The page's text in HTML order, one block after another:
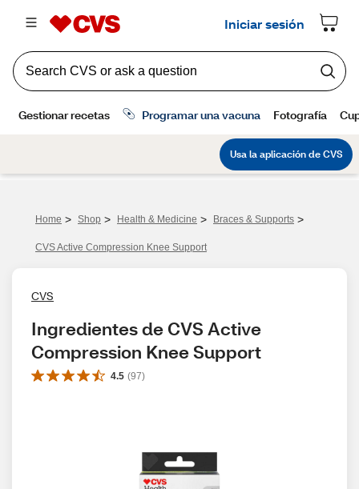
Home > Shop > Health & Medicine > Braces & Supports >
CVS Active Compression Knee Support
CVS
Ingredientes de CVS Active
Compression Knee Support
4.5 (97)